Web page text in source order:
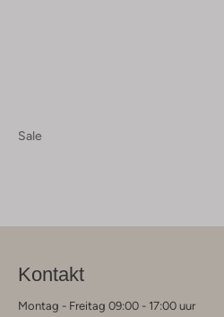
Sale
Kontakt
Montag - Freitag 09:00 - 17:00 uur